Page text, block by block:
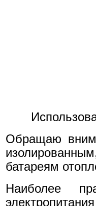
Обращаю
батареям
Наиболее